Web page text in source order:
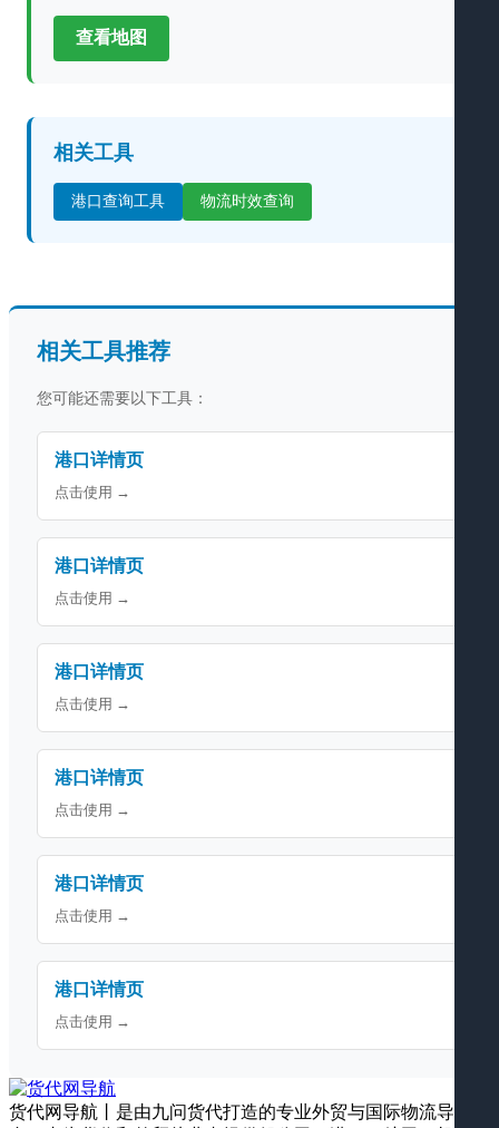
查看地图
相关工具
港口查询工具 物流时效查询
相关工具推荐
您可能还需要以下工具：
港口详情页
点击使用 →
港口详情页
点击使用 →
港口详情页
点击使用 →
港口详情页
点击使用 →
港口详情页
点击使用 →
港口详情页
点击使用 →
货代网导航丨是由九问货代打造的专业外贸与国际物流导航平